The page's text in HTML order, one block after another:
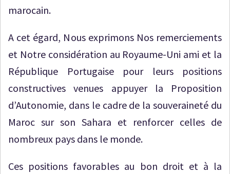
marocain.
A cet égard, Nous exprimons Nos remerciements
et Notre considération au Royaume-Uni ami et la
République Portugaise pour leurs positions
constructives venues appuyer la Proposition
d’Autonomie, dans le cadre de la souveraineté du
Maroc sur son Sahara et renforcer celles de
nombreux pays dans le monde.
Ces positions favorables au bon droit et à la